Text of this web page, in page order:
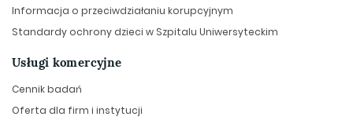
Informacja o przeciwdziałaniu korupcyjnym
Standardy ochrony dzieci w Szpitalu Uniwersyteckim
Usługi komercyjne
Cennik badań
Oferta dla firm i instytucji